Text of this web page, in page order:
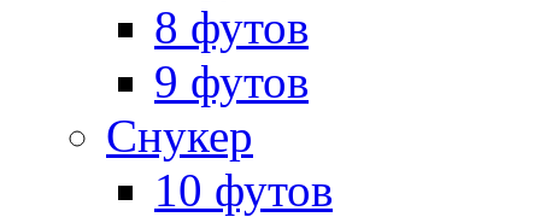
8 футов
9 футов
Снукер
10 футов